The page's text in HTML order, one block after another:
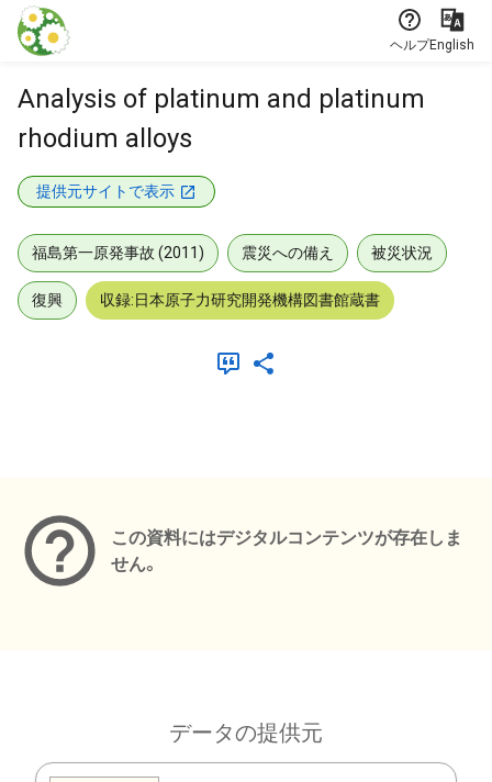
本文に飛ぶ
ヘルプEnglish
Analysis of platinum and platinum
rhodium alloys
提供元サイトで表示
福島第一原発事故 (2011) 震災への備え 被災状況
復興 収録:日本原子力研究開発機構図書館蔵書
この資料にはデジタルコンテンツが存在しま
せん。
データの提供元